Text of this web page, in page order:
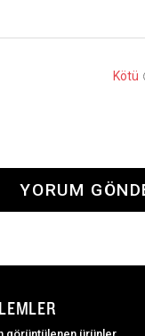
Kötü
YORUM